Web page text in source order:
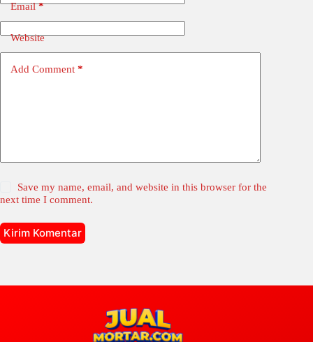
Email*
Website
Add Comment *
Save my name, email, and website in this browser for the
next time I comment.
Kirim Komentar